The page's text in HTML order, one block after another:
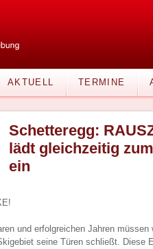
AKTUELL TERMINE
Schetteregg:
lädt gleichzeitig
ein
und erfolgreichen Jahren
seine Türen schließt. Diese